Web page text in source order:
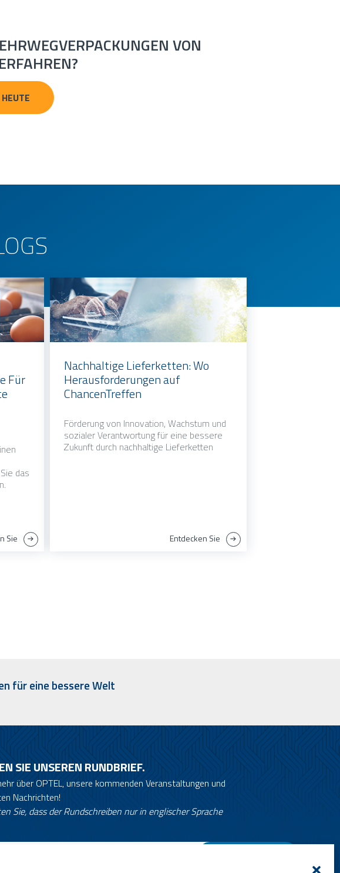
VON
Für
das
Sie
Nachhaltige Lieferketten: Wo
Herausforderungen auf
ChancenTreffen
Förderung von Innovation, Wachstum und
sozialer Verantwortung für eine bessere
Zukunft durch nachhaltige Lieferketten
Entdecken Sie
für eine bessere Welt
SIE UNSEREN RUNDBRIEF.
über OPTEL, unsere kommenden Veranstaltungen und
Nachrichten!
Sie, dass der Rundschreiben nur in englischer Sprache